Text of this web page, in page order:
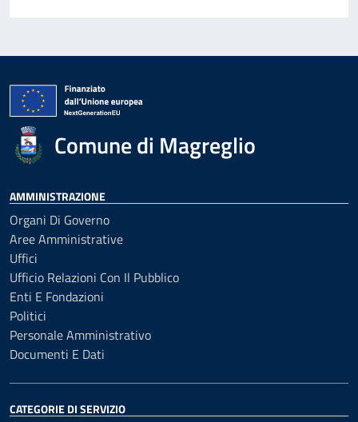
Comune di Magreglio
AMMINISTRAZIONE
Organi Di Governo
Aree Amministrative
Uffici
Ufficio Relazioni Con Il Pubblico
Enti E Fondazioni
Politici
Personale Amministrativo
Documenti E Dati
CATEGORIE DI SERVIZIO